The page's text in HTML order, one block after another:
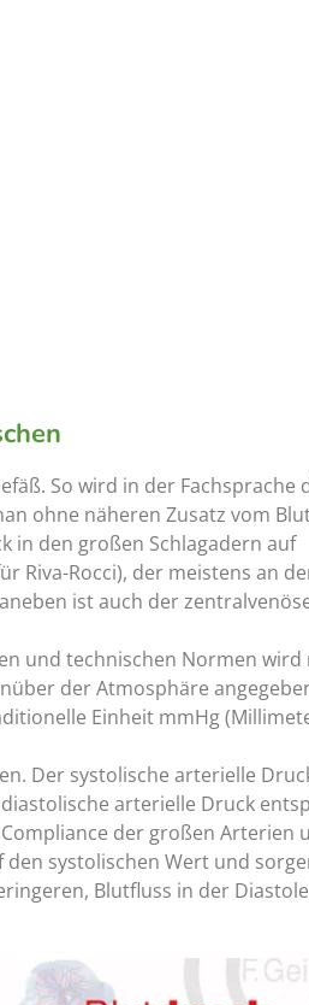
So wird in der Fachsprache
ohne näheren Zusatz vom
in den großen Schlagadern auf
Riva-Rocci), der meistens an
ist auch der
und technischen Normen wird
der Atmosphäre
Einheit mmHg
Der systolische arterielle
arterielle Druck
der großen Arterien
systolischen Wert und
Blutfluss in der